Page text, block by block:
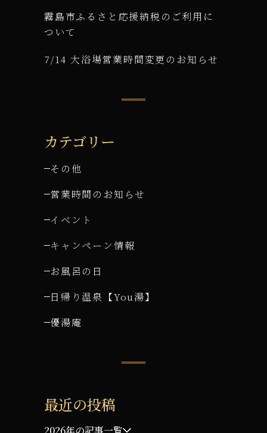
霧島市ふるさと応援納税のご利用に
ついて
7/14 大浴場営業時間変更のお知らせ
カテゴリー
その他
営業時間のお知らせ
イベント
キャンペーン情報
お風呂の日
日帰り温泉【You湯】
優湯庵
最近の投稿
2026年の記事一覧